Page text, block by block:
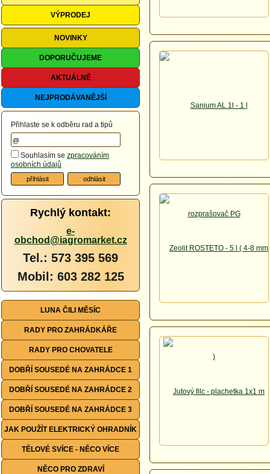
VÝPRODEJ
NOVINKY
DOPORUČUJEME
AKTUÁLNĚ
NEJPRODÁVANĚJŠÍ
Přihlaste se k odběru rad a tipů
Souhlasím se zpracováním
osobních údajů
Rychlý kontakt:
e-
obchod@iagromarket.cz
Tel.: 573 395 569
Mobil: 603 282 125
LUNA ČILI MĚSÍC
RADY PRO ZAHRÁDKÁŘE
RADY PRO CHOVATELE
DOBŘÍ SOUSEDÉ NA ZAHRÁDCE 1
DOBŘÍ SOUSEDÉ NA ZAHRÁDCE 2
DOBŘÍ SOUSEDÉ NA ZAHRÁDCE 3
JAK POUŽÍT ELEKTRICKÝ OHRADNÍK
TĚLOVÉ SVÍCE - NĚCO VÍCE
NĚCO PRO ZDRAVÍ